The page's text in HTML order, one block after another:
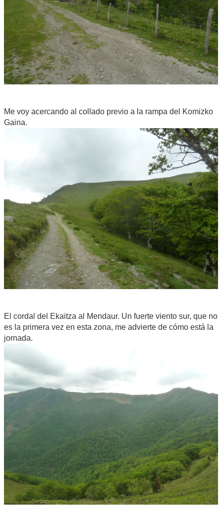
Me voy acercando al collado previo a la rampa del Komizko
Gaina.
El cordal del Ekaitza al Mendaur. Un fuerte viento sur, que no
es la primera vez en esta zona, me advierte de cómo está la
jornada.